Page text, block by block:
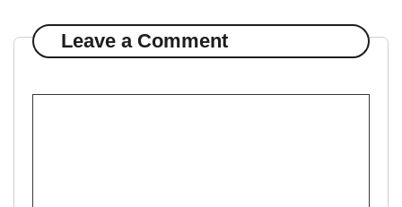
Leave a Comment